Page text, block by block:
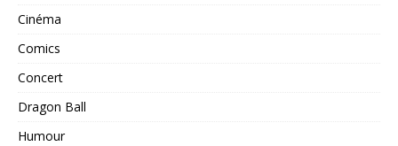
Cinéma
Comics
Concert
Dragon Ball
Humour